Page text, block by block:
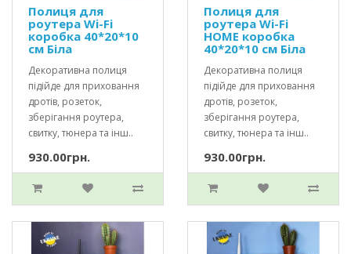
Полиця для
роутера Wi-Fi
коробка 40*20*10
см Біла
Декоративна полиця
підійде для приховання
дротів, розеток,
зберігання роутера,
свитку, тюнера та інш..
930.00грн.
Полиця для
роутера Wi-Fi
HOME коробка
40*20*10 см Біла
Декоративна полиця
підійде для приховання
дротів, розеток,
зберігання роутера,
свитку, тюнера та інш..
930.00грн.